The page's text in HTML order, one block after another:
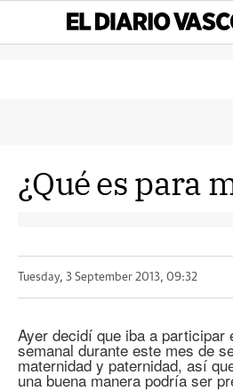
¿Qué es para
Tuesday, 3 September 2013, 09:32
Ayer decidí que iba a
semanal durante este mes de
maternidad y paternidad, así
una buena manera podría ser